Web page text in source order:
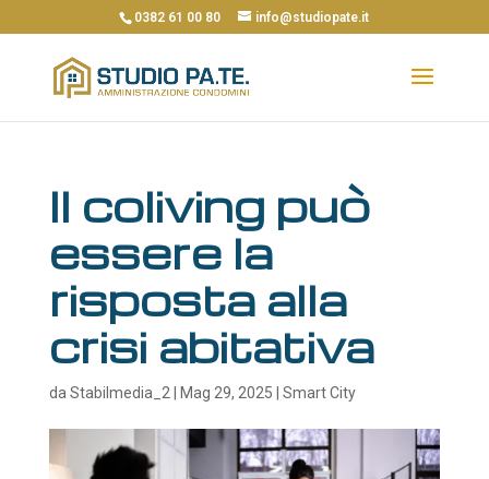
0382 61 00 80 info@studiopate.it
Il coliving può
essere la
risposta alla
crisi abitativa
da Stabilmedia_2 Mag 29, 2025 Smart City